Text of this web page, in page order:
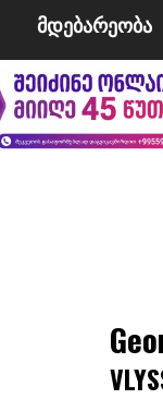
მდე​​ბარეობა